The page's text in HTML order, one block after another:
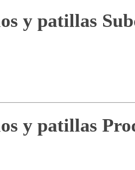
y patillas
y patillas